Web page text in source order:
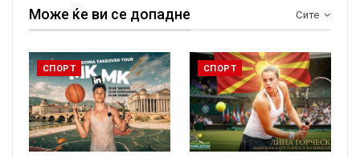
Сите
Може ќе ви се допадне
СПОРТ СПОРТ